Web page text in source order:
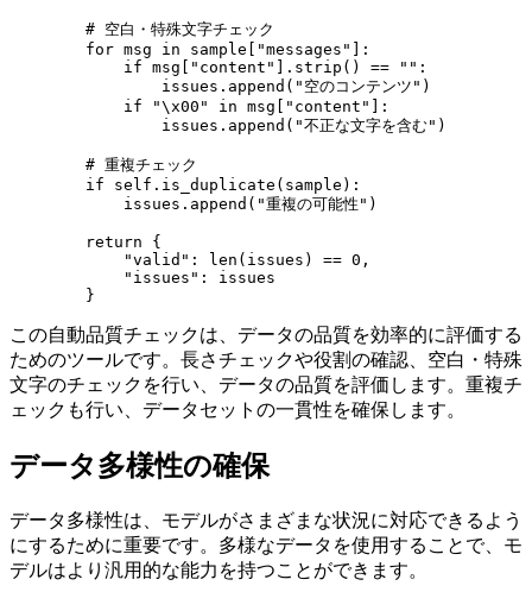
        # 空白・特殊文字チェック
        for msg in sample["messages"]:
            if msg["content"].strip() == "":
                issues.append("空のコンテンツ")
            if "\x00" in msg["content"]:
                issues.append("不正な文字を含む")
        # 重複チェック
        if self.is_duplicate(sample):
            issues.append("重複の可能性")
        return {
            "valid": len(issues) == 0,
            "issues": issues
この自動品質チェックは、データの品質を効率的に評価する
ためのツールです。長さチェックや役割の確認、空白・特殊
文字のチェックを行い、データの品質を評価します。重複チ
ェックも行い、データセットの一貫性を確保します。
データ多様性の確保
データ多様性は、モデルがさまざまな状況に対応できるよう
にするために重要です。多様なデータを使用することで、モ
デルはより汎用的な能力を持つことができます。